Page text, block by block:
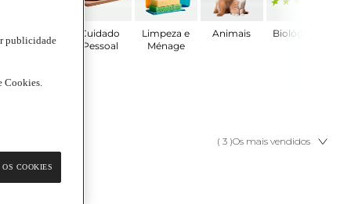
Cuidado
Pessoal
Limpeza e
Ménage
Animais Biológicos
( 3 )Os mais vendidos
publicidade
Cookies.
COOKIES